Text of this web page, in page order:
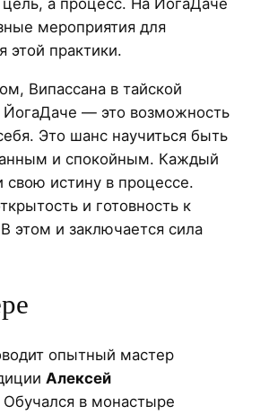
цель, а процесс. На ЙогаДаче
мероприятия для
этой практики.
Випассана в тайской
ЙогаДаче — это возможность
Это шанс научиться быть
и спокойным. Каждый
свою истину в процессе.
и готовность к
этом и заключается сила
опытный мастер
Алексей
Обучался в монастыре